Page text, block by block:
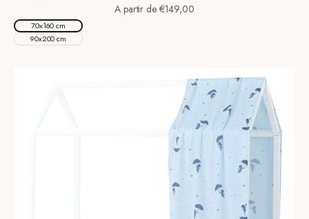
Prix de vente
A partir de €149,00
70x160 cm
90x200 cm